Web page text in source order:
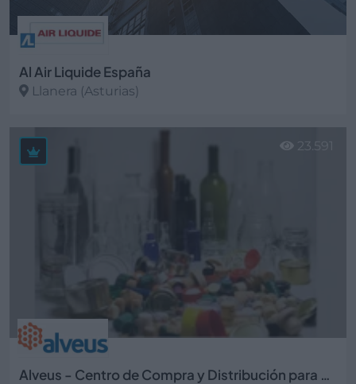
Al Air Liquide España
Llanera (Asturias)
Ver más
Alveus - Centro de Compra y Distribución para el Envasado
23.591